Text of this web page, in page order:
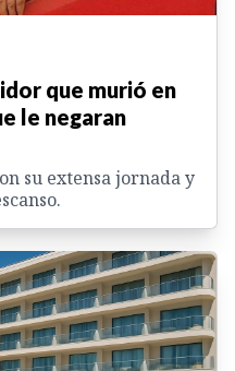
que murió en
le negaran
su extensa jornada y